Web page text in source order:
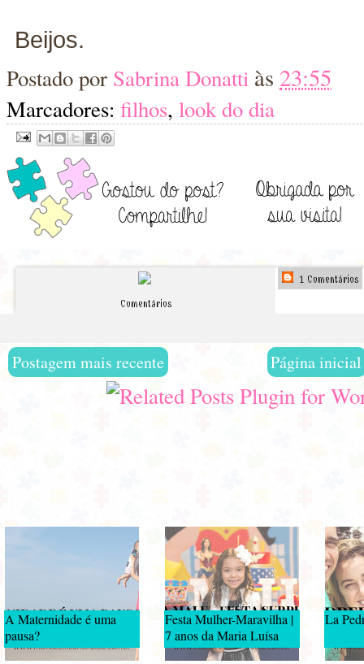
Beijos.
Postado por Sabrina Donatti às 23:55
Marcadores: filhos, look do dia
Comentários
1 Comentários
Postagem mais recente Página inicial
A Maternidade é uma
pausa?
Festa Mulher-Maravilha |
7 anos da Maria Luísa
La